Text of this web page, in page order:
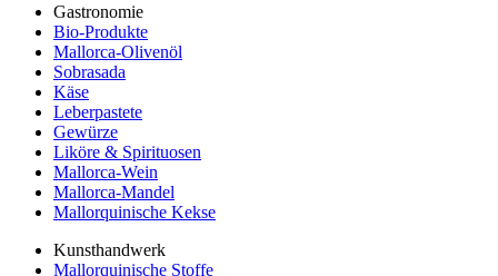
Gastronomie
Bio-Produkte
Mallorca-Olivenöl
Sobrasada
Käse
Leberpastete
Gewürze
Liköre & Spirituosen
Mallorca-Wein
Mallorca-Mandel
Mallorquinische Kekse
Kunsthandwerk
Mallorquinische Stoffe